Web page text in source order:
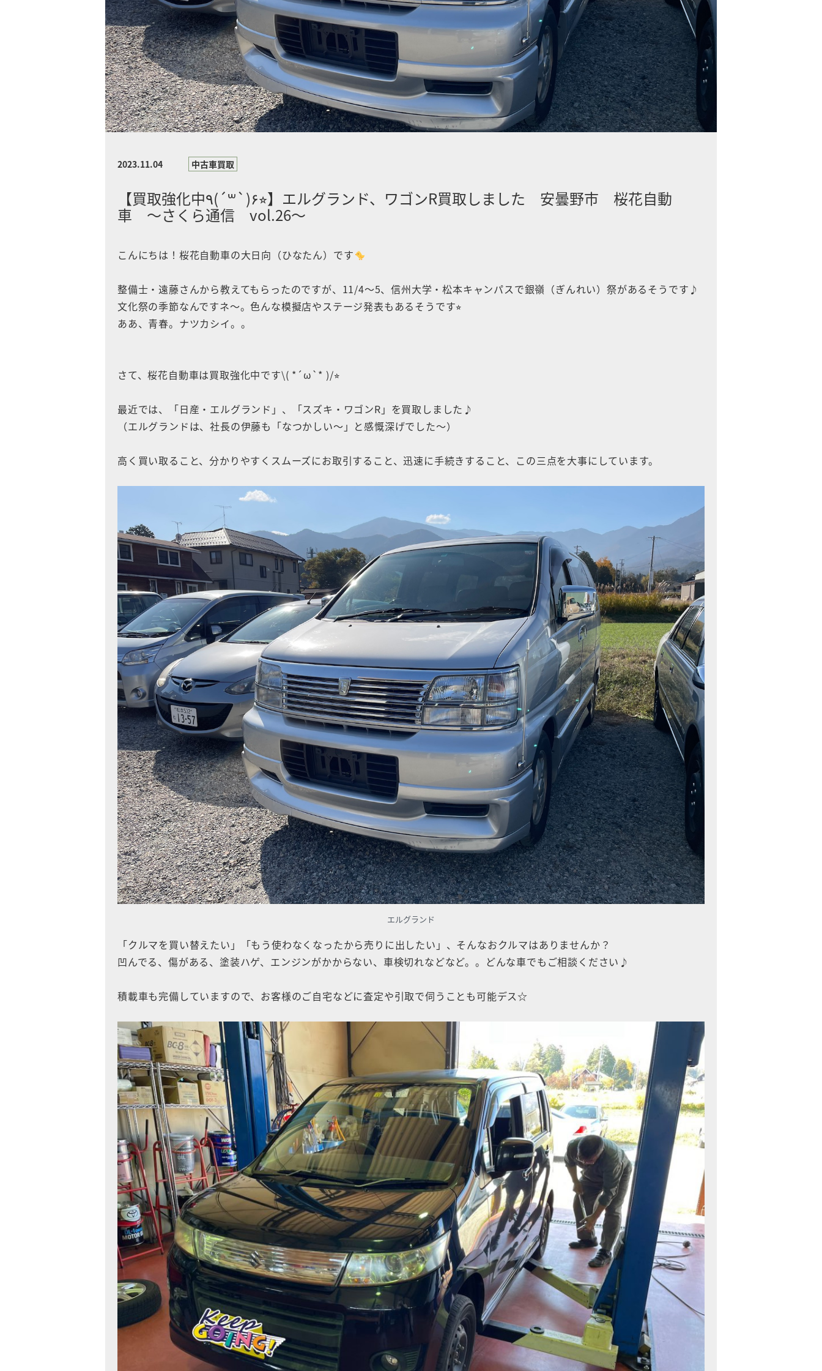
2023.11.04 中古車買取
【買取強化中٩(´꒳`)۶⭐︎】エルグランド、ワゴンR買取しました 安曇野市 桜花自動
車 〜さくら通信 vol.26〜
こんにちは！桜花自動車の大日向（ひなたん）です
整備士・遠藤さんから教えてもらったのですが、11/4〜5、信州大学・松本キャンパスで銀嶺（ぎんれい）祭があるそうです♪
文化祭の季節なんですネ〜。色んな模擬店やステージ発表もあるそうです⭐︎
ああ、青春。ナツカシイ。。
さて、桜花自動車は買取強化中です\( *´ω`* )/⭐︎
最近では、「日産・エルグランド」、「スズキ・ワゴンR」を買取しました♪
（エルグランドは、社長の伊藤も「なつかしい～」と感慨深げでした～）
高く買い取ること、分かりやすくスムーズにお取引すること、迅速に手続きすること、この三点を大事にしています。
エルグランド
「クルマを買い替えたい」「もう使わなくなったから売りに出したい」、そんなおクルマはありませんか？
凹んでる、傷がある、塗装ハゲ、エンジンがかからない、車検切れなどなど。。どんな車でもご相談ください♪
積載車も完備していますので、お客様のご自宅などに査定や引取で伺うことも可能デス☆